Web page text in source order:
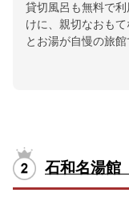
貸切風呂も無料で
けに、親切なおも
とお湯が自慢の旅館
石和名湯